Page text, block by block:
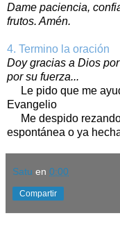
Dame paciencia,
frutos. Amén.
4. Termino la oración
Doy gracias a Dios
por su fuerza...
Le pido que me
Evangelio
Me despido rezando
espontánea o ya
Satu en 0:00
Compartir